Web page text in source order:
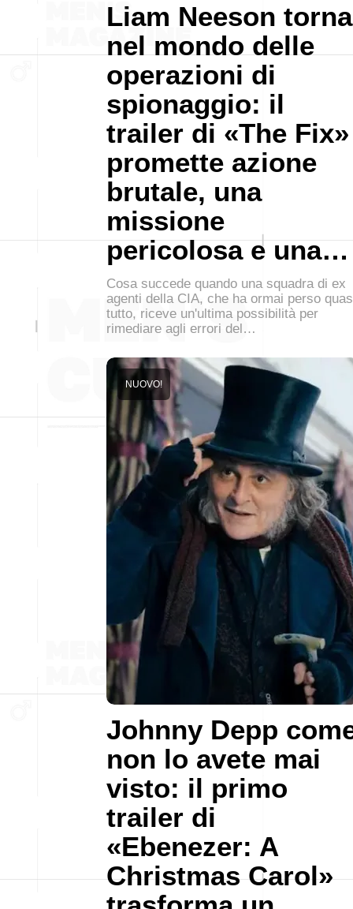
Liam Neeson torna
nel mondo delle
operazioni di
spionaggio: il
trailer di «The Fix»
promette azione
brutale, una
missione
pericolosa e una…
Cosa succede quando una squadra di ex
agenti della CIA, che ha ormai perso
tutto, riceve un'ultima possibilità per
rimediare agli errori del…
Johnny Depp
non lo avete mai
visto: il primo
trailer di
«Ebenezer: A
Christmas Carol»
NUOVO!